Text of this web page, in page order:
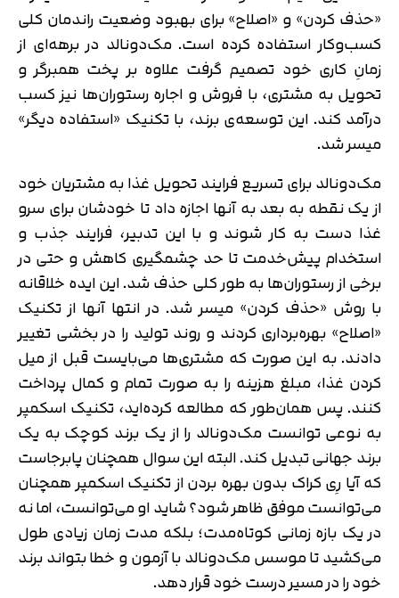
«حذف کردن» و «اصلاح» برای بهبود وضعیت راندمان کلی
کسب‌وکار استفاده کرده است. مک‌دونالد در برهه‌ای از
زمانِ کاری خود تصمیم گرفت علاوه بر پخت همبرگر و
تحویل به مشتری، با فروش و اجاره رستوران‌ها نیز کسب
درآمد کند. این توسعه‌ی برند، با تکنیک «استفاده دیگر»
میسر شد.
مک‌دونالد برای تسریع فرایند تحویل غذا به مشتریان خود
از یک نقطه به بعد به آنها اجازه داد تا خودشان برای سرو
غذا دست به کار شوند و با این تدبیر، فرایند جذب و
استخدام پیش‌خدمت تا حد چشمگیری کاهش و حتی در
برخی از رستوران‌ها به طور کلی حذف شد. این ایده خلاقانه
با روش «حذف کردن» میسر شد. در انتها آنها از تکنیک
«اصلاح» بهره‌برداری کردند و روند تولید را در بخشی تغییر
دادند. به این صورت که مشتری‌ها می‌بایست قبل از میل
کردن غذا، مبلغ هزینه را به صورت تمام و کمال پرداخت
کنند. پس همان‌طور که مطالعه کرده‌اید، تکنیک اسکمپر
به نوعی توانست مک‌دونالد را از یک برند کوچک به یک
برند جهانی تبدیل کند. البته این سوال همچنان پابرجاست
که آیا رِی کراک بدون بهره بردن از تکنیک اسکمپر همچنان
می‌توانست موفق ظاهر شود؟ شاید او می‌توانست، اما نه
در یک بازه زمانی کوتاه‌مدت؛ بلکه مدت زمان زیادی طول
می‌کشید تا موسس مک‌دونالد با آزمون و خطا بتواند برند
خود را در مسیر درست خود قرار دهد.